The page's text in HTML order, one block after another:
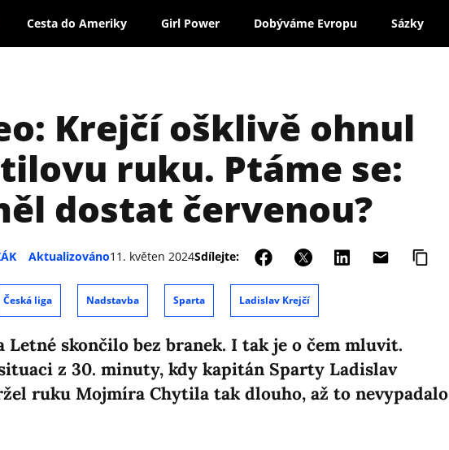
Cesta do Ameriky Girl Power Dobýváme Evropu Sázky
Krejčí ošklivě ohnul
ruku. Ptáme se:
dostat červenou?
Aktualizováno11. květen 2024Sdílejte:
Česká liga Nadstavba Sparta Ladislav Krejčí
Letné skončilo bez branek. I tak je o čem mluvit.
z 30. minuty, kdy kapitán Sparty Ladislav
ruku Mojmíra Chytila tak dlouho, až to nevypadalo